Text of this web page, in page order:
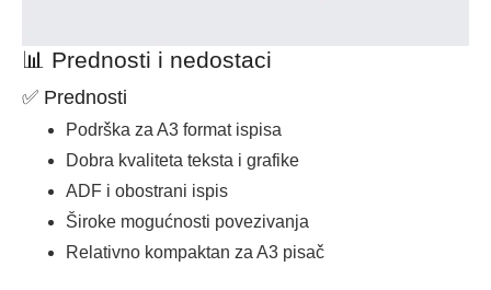
📊 Prednosti i nedostaci
✅ Prednosti
Podrška za A3 format ispisa
Dobra kvaliteta teksta i grafike
ADF i obostrani ispis
Široke mogućnosti povezivanja
Relativno kompaktan za A3 pisač